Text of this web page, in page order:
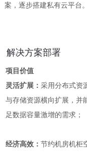
案，逐步搭建私有云平台。
解决方案部署
项目价值
灵活扩展：采用分布式资
与存储资源横向扩展，并
足数据容量激增的需求；
经济高效：节约机房机柜